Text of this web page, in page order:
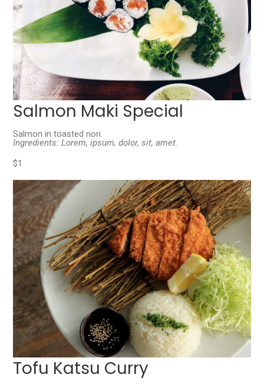
Salmon Maki Special
Salmon in toasted nori.
Ingredients: Lorem, ipsum, dolor, sit, amet.
$1
Tofu Katsu Curry